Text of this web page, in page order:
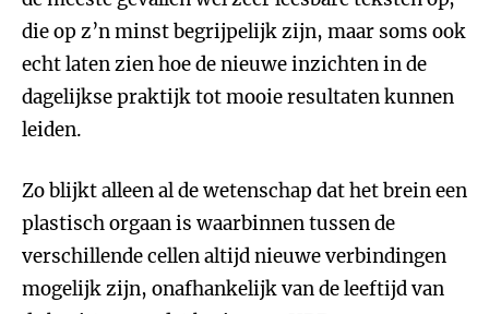
die op z’n minst begrijpelijk zijn, maar soms ook
echt laten zien hoe de nieuwe inzichten in de
dagelijkse praktijk tot mooie resultaten kunnen
leiden.
Zo blijkt alleen al de wetenschap dat het brein een
plastisch orgaan is waarbinnen tussen de
verschillende cellen altijd nieuwe verbindingen
mogelijk zijn, onafhankelijk van de leeftijd van